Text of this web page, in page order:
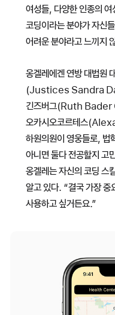
여성들, 다양한 인종의 여
코딩이라는 분야가 자신
어려운 분야라고 느끼지
옹겔레에겐 연방 대법원
(Justices Sandra
긴즈버그(Ruth Bader
오카시오코르테스
하원의원이 영웅들로, 법
아니면 둘다 전공할지 고
옹겔레는 자신의 코딩 스
알고 있다. “결국 가장 중
사용하고 싶거든요.”